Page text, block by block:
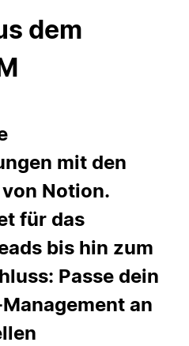
dem
mit den
Notion.
für das
bis hin zum
Passe dein
an